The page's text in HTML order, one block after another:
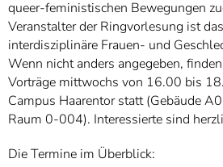
queer-feministischen Bewegungen
Veranstalter der Ringvorlesung ist
interdisziplinäre Frauen- und
Wenn nicht anders angegeben,
Vorträge mittwochs von 16.00 bis
Campus Haarentor statt (Gebäude
Raum 0-004). Interessierte sind
Die Termine im Überblick: